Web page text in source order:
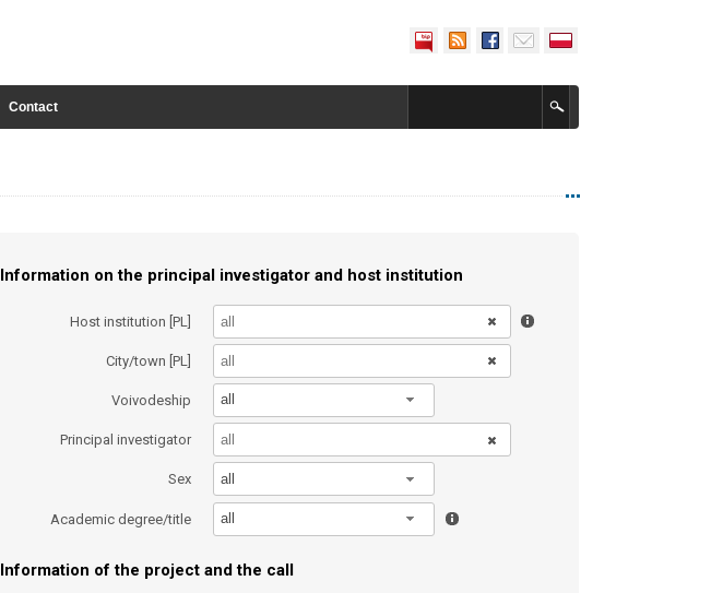
Contact
Information on the principal investigator and host institution
Host institution [PL]
City/town [PL]
Voivodeship all
Principal investigator
Sex all
Academic degree/title all
Information of the project and the call